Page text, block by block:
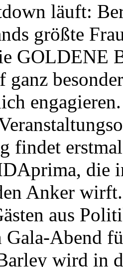
läuft:
größte
GOLDENE
findet
die
Anker
aus
Gala-Abend
wird in